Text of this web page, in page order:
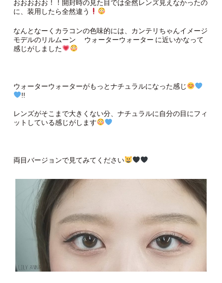
おおおおお！！開封時の見た目では全然レンズ見えなかったの
に、装用したら全然違う
なんとなーくカラコンの色味的には、カンテリちゃんイメージ
モデルのリルムーン
ウォーターウォーター に近いかなって
感じがしました
ウォーターウォーターがもっとナチュラルになった感じ
!!
レンズがそこまで大きくない分、ナチュラルに自分の目にフィ
ットしている感じがします
両目バージョンで見てみてください